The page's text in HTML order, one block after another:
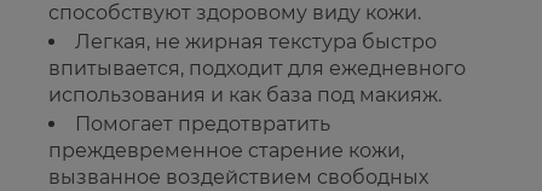
способствуют здоровому виду кожи.
Легкая, не жирная текстура быстро
впитывается, подходит для ежедневного
использования и как база под макияж.
Помогает предотвратить
преждевременное старение кожи,
вызванное воздействием свободных